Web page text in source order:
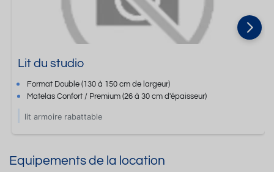
Lit du studio
Format Double (130 à 150 cm de largeur)
Matelas Confort / Premium(26 à 30 cm d'épaisseur)
lit armoire rabattable
Equipements de la location